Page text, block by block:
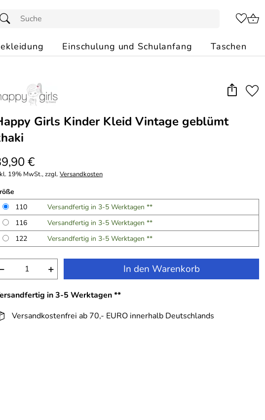
Einschulung und Schulanfang Taschen
Girls Kinder Kleid Vintage geblümt
€
19% MwSt., zzgl.Versandkosten
110
Versandfertig in 3-5 Werktagen **
116
Versandfertig in 3-5 Werktagen **
122
Versandfertig in 3-5 Werktagen **
+ In den Warenkorb
in 3-5 Werktagen **
Versandkostenfrei ab 70,- EURO innerhalb Deutschlands